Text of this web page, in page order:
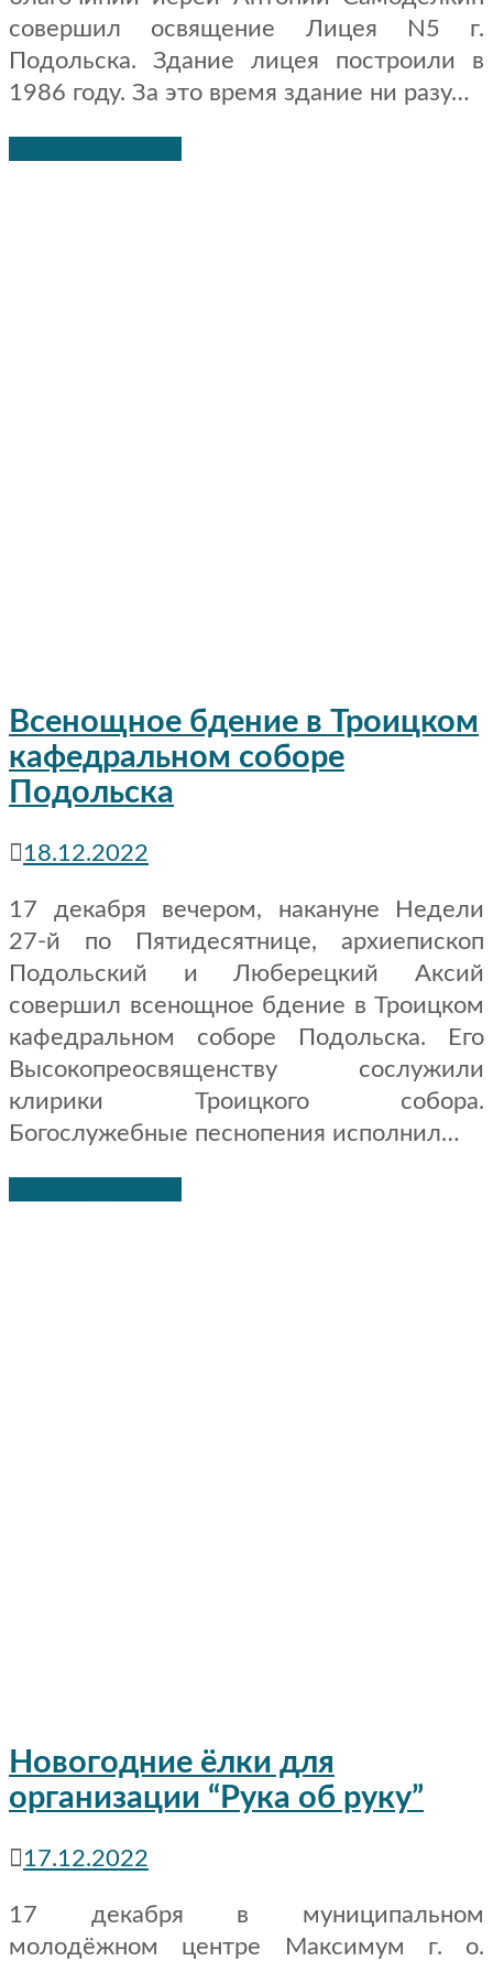
совершил освящение Лицея N5 г.
Подольска. Здание лицея построили в
1986 году. За это время здание ни разу…
Всенощное бдение в Троицком
кафедральном соборе
Подольска
18.12.2022
17 декабря вечером, накануне Недели
27-й по Пятидесятнице, архиепископ
Подольский и Люберецкий Аксий
совершил всенощное бдение в Троицком
кафедральном соборе Подольска. Его
Высокопреосвященству сослужили
клирики Троицкого собора.
Богослужебные песнопения исполнил…
Новогодние ёлки для
организации “Рука об руку”
17.12.2022
17 декабря в муниципальном
молодёжном центре Максимум г. о.